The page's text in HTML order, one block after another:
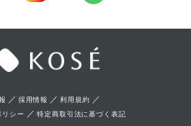
／ 採用情報 ／利用規約 ／
リシー ／特定商取引法に基づく表記